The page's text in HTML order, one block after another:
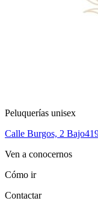
Peluquerías unisex
Calle Burgos, 2 Bajo
Ven a conocernos
Cómo ir
Contactar